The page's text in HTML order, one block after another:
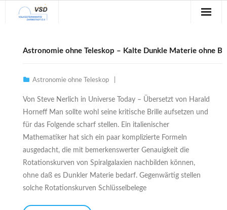
Verein
Galerie
Anfahrt
Kontakt
Astronomie ohne Teleskop – Kalte Dunkle Materie ohne
Astronomie ohne Teleskop
Von Steve Nerlich in Universe Today – Übersetzt von Harald
Horneff Man sollte wohl seine kritische Brille aufsetzen und
für das Folgende scharf stellen. Ein italienischer
Mathematiker hat sich ein paar komplizierte Formeln
ausgedacht, die mit bemerkenswerter Genauigkeit die
Rotationskurven von Spiralgalaxien nachbilden können,
ohne daß es Dunkler Materie bedarf. Gegenwärtig stellen
solche Rotationskurven Schlüsselbelege